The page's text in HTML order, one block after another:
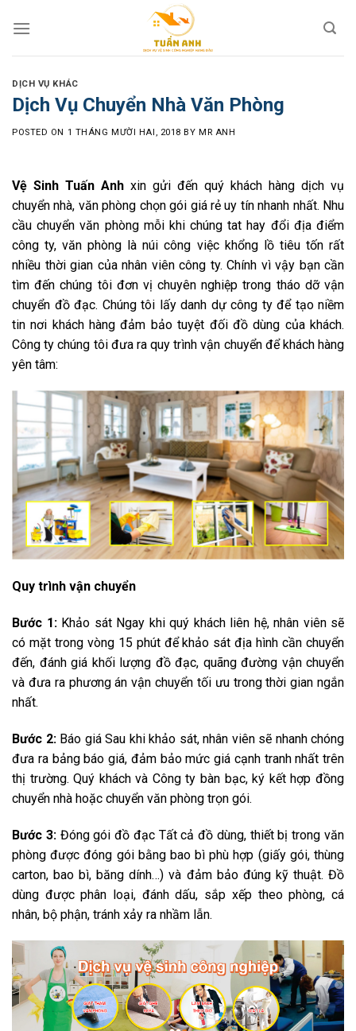
DỊCH VỤ KHÁC
Dịch Vụ Chuyển Nhà Văn Phòng
POSTED ON 1 THÁNG MƯỜI HAI, 2018 BYMR ANH
Vệ Sinh Tuấn Anh xin gửi đến quý khách hàng dịch vụ
chuyển nhà, văn phòng chọn gói giá rẻ uy tín nhanh nhất. Nhu
cầu chuyển văn phòng mỗi khi chúng tat hay đổi địa điểm
công ty, văn phòng là núi công việc khổng lồ tiêu tốn rất
nhiều thời gian của nhân viên công ty. Chính vì vậy bạn cần
tìm đến chúng tôi đơn vị chuyên nghiệp trong tháo dỡ vận
chuyển đồ đạc. Chúng tôi lấy danh dự công ty để tạo niềm
tin nơi khách hàng đảm bảo tuyệt đối đồ dùng của khách.
Công ty chúng tôi đưa ra quy trình vận chuyển để khách hàng
yên tâm:
Quy trình vận chuyển
Bước 1:Khảo sát Ngay khi quý khách liên hệ, nhân viên sẽ
có mặt trong vòng 15 phút để khảo sát địa hình cần chuyển
đến, đánh giá khối lượng đồ đạc, quãng đường vận chuyển
và đưa ra phương án vận chuyển tối ưu trong thời gian ngắn
nhất.
Bước 2:Báo giá Sau khi khảo sát, nhân viên sẽ nhanh chóng
đưa ra bảng báo giá, đảm bảo mức giá cạnh tranh nhất trên
thị trường. Quý khách và Công ty bàn bạc, ký kết hợp đồng
chuyển nhà hoặc chuyển văn phòng trọn gói.
Bước 3:Đóng gói đồ đạc Tất cả đồ dùng, thiết bị trong văn
phòng được đóng gói bằng bao bì phù hợp (giấy gói, thùng
carton, bao bì, băng dính…) và đảm bảo đúng kỹ thuật. Đồ
dùng được phân loại, đánh dấu, sắp xếp theo phòng, cá
nhân, bộ phận, tránh xảy ra nhầm lẫn.